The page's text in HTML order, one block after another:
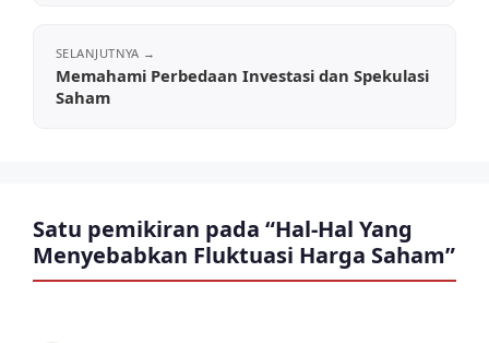
Memahami Perbedaan Investasi dan Spekulasi
Saham
Satu pemikiran pada “Hal-Hal Yang
Menyebabkan Fluktuasi Harga Saham”